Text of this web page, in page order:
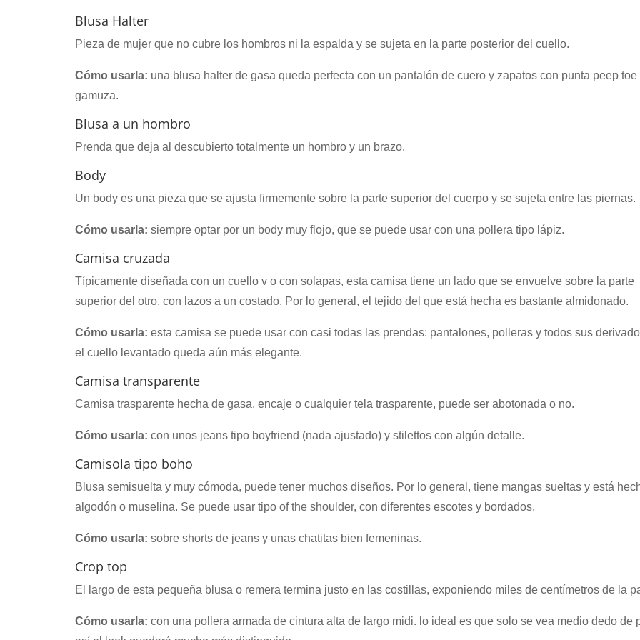
Blusa Halter
Pieza de mujer que no cubre los hombros ni la espalda y se sujeta en la parte posterior del cuello.
Cómo usarla: una blusa halter de gasa queda perfecta con un pantalón de cuero y zapatos con punta peep toe
gamuza.
Blusa a un hombro
Prenda que deja al descubierto totalmente un hombro y un brazo.
Body
Un body es una pieza que se ajusta firmemente sobre la parte superior del cuerpo y se sujeta entre las piernas.
Cómo usarla: siempre optar por un body muy flojo, que se puede usar con una pollera tipo lápiz.
Camisa cruzada
Típicamente diseñada con un cuello v o con solapas, esta camisa tiene un lado que se envuelve sobre la parte
superior del otro, con lazos a un costado. Por lo general, el tejido del que está hecha es bastante almidonado.
Cómo usarla: esta camisa se puede usar con casi todas las prendas: pantalones, polleras y todos sus
el cuello levantado queda aún más elegante.
Camisa transparente
Camisa trasparente hecha de gasa, encaje o cualquier tela trasparente, puede ser abotonada o no.
Cómo usarla: con unos jeans tipo boyfriend (nada ajustado) y stilettos con algún detalle.
Camisola tipo boho
Blusa semisuelta y muy cómoda, puede tener muchos diseños. Por lo general, tiene mangas sueltas y está
algodón o muselina. Se puede usar tipo of the shoulder, con diferentes escotes y bordados.
Cómo usarla: sobre shorts de jeans y unas chatitas bien femeninas.
Crop top
El largo de esta pequeña blusa o remera termina justo en las costillas, exponiendo miles de centímetros de la
Cómo usarla: con una pollera armada de cintura alta de largo midi. lo ideal es que solo se vea medio dedo de